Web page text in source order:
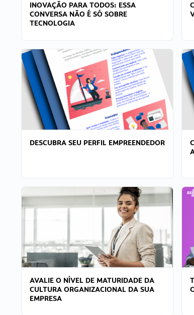
INOVAÇÃO PARA TODOS: ESSA
CONVERSA NÃO É SÓ SOBRE
TECNOLOGIA
DESCUBRA SEU PERFIL EMPREENDEDOR
AVALIE O NÍVEL DE MATURIDADE DA
CULTURA ORGANIZACIONAL DA SUA
EMPRESA